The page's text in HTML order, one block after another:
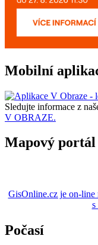
Mobilní
Sledujte informace z
V OBRAZE.
Mapový portál
GisOnline.cz je on-line
s
Počasí